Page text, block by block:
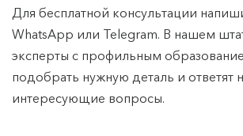
Для бесплатной консультации
WhatsApp или Telegram. В нашем
эксперты с профильным
подобрать нужную деталь и ответят
интересующие вопросы.